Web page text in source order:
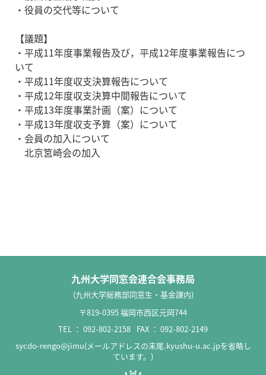
・役員の交代等について
【議題】
・平成11年度事業報告及び，平成12年度事業報告につ
いて
・平成11年度収支決算報告について
・平成12年度収支決算中間報告について
・平成13年度事業計画（案）について
・平成13年度収支予算（案）について
・会員の加入について
北京筥崎会の加入
九州大学同窓会連合会事務局
(九州大学総務部同窓生・基金課内)
〒819-0395 福岡市西区元岡744
TEL ： 092-802-2158 FAX ： 092-802-2149
sycdo-rengo@jimu(メールアドレスの末尾.kyushu-u.ac.jpを省略し
ています。)